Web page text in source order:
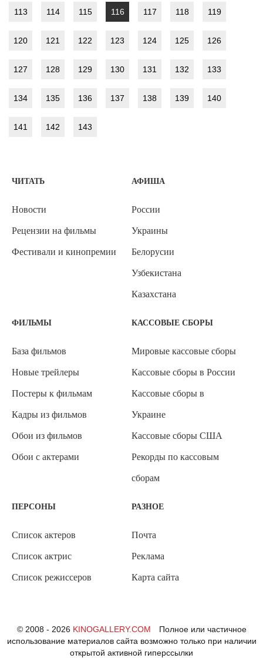
113 114 115 116 117 118 119
120 121 122 123 124 125 126
127 128 129 130 131 132 133
134 135 136 137 138 139 140
141 142 143
ЧИТАТЬ
Новости
Рецензии на фильмы
Фестивали и кинопремии
АФИША
России
Украины
Белорусии
Узбекистана
Казахстана
ФИЛЬМЫ
База фильмов
Новые трейлеры
Постеры к фильмам
Кадры из фильмов
Обои из фильмов
Обои с актерами
КАССОВЫЕ СБОРЫ
Мировые кассовые сборы
Кассовые сборы в России
Кассовые сборы в
Украине
Кассовые сборы США
Рекорды по кассовым
сборам
ПЕРСОНЫ
Список актеров
Список актрис
Список режиссеров
РАЗНОЕ
Почта
Реклама
Карта сайта
© 2008 - 2026 KINOGALLERY.COM
Полное или частичное
использование материалов сайта возможно только при наличии
открытой активной гиперссылки